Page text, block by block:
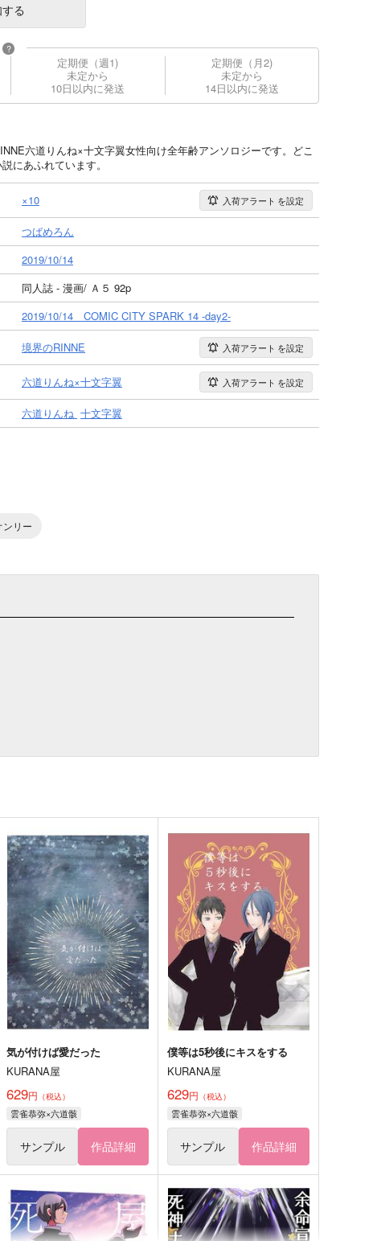
る
?
定期便（週1)
未定から
10日以内に発送
定期便（月2)
未定から
14日以内に発送
六道りんね×十文字翼女性向け全年齢アンソロジーです。どこ
にあふれています。
×10 入荷アラート を設定
つばめろん
2019/10/14
同人誌 - 漫画/ Ａ５ 92p
2019/10/14 COMIC CITY SPARK 14 -day2-
境界のRINNE 入荷アラート を設定
六道りんね×十文字翼 入荷アラート を設定
六道りんね 十文字翼
リー
気が付けば愛だった
KURANA屋
629円 （税込）
雲雀恭弥×六道骸
サンプル 作品詳細
僕等は5秒後にキスをする
KURANA屋
629円 （税込）
雲雀恭弥×六道骸
サンプル 作品詳細